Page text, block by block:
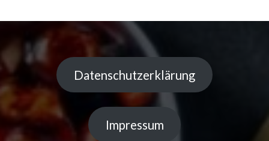
Datenschutzerklärung
Impressum